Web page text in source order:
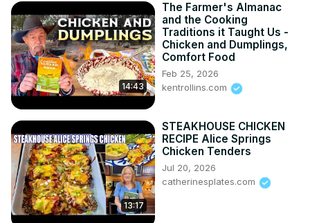
14:43
The Farmer's Almanac
and the Cooking
Traditions it Taught Us -
Chicken and Dumplings,
Comfort Food
Feb 25, 2026
kentrollins.com
13:17
STEAKHOUSE CHICKEN
RECIPE Alice Springs
Chicken Tenders
Jul 20, 2026
catherinesplates.com